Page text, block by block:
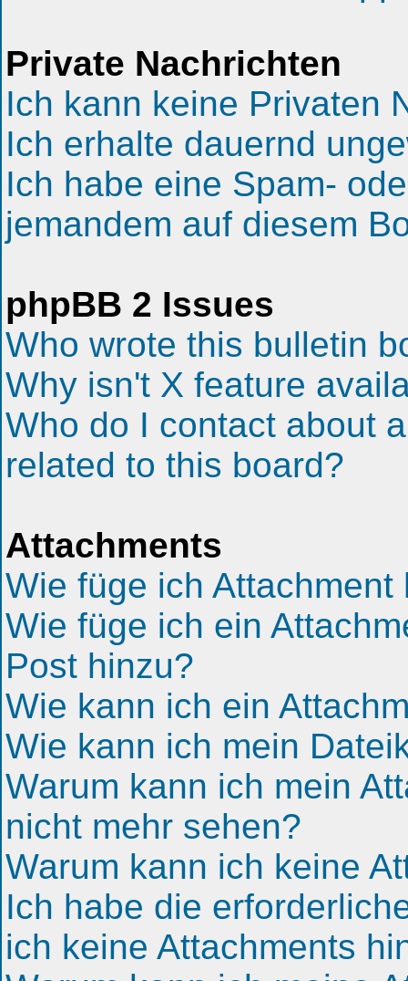
Private Nachrichten
Ich kann keine Privaten
Ich erhalte dauernd
Ich habe eine Spam-
jemandem auf diesem
phpBB 2 Issues
Who wrote this bulletin
Why isn't X feature
Who do I contact about
related to this board?
Attachments
Wie füge ich Attachment
Wie füge ich ein
Post hinzu?
Wie kann ich ein
Wie kann ich mein
Warum kann ich mein
nicht mehr sehen?
Warum kann ich keine
Ich habe die
ich keine Attachments